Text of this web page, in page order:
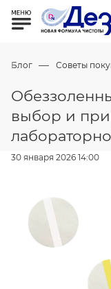
Блог — Советы
выбор и
30 января 2026 14:00